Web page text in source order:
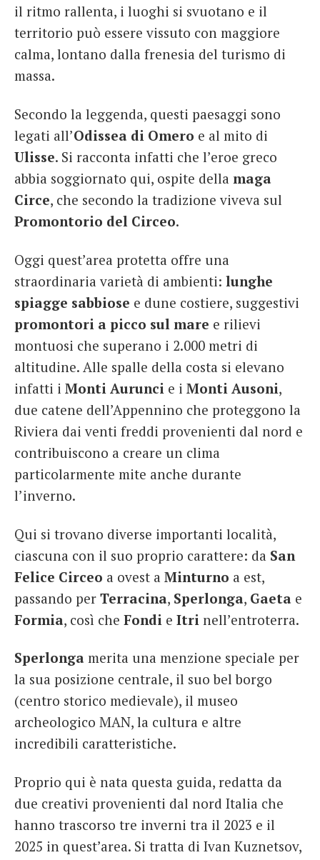
il ritmo rallenta, i luoghi si svuotano e il
territorio può essere vissuto con maggiore
calma, lontano dalla frenesia del turismo di
massa.
Secondo la leggenda, questi paesaggi sono
legati all’Odissea di Omero e al mito di
Ulisse. Si racconta infatti che l’eroe greco
abbia soggiornato qui, ospite della maga
Circe, che secondo la tradizione viveva sul
Promontorio del Circeo.
Oggi quest’area protetta offre una
straordinaria varietà di ambienti: lunghe
spiagge sabbiose e dune costiere, suggestivi
promontori a picco sul mare e rilievi
montuosi che superano i 2.000 metri di
altitudine. Alle spalle della costa si elevano
infatti i Monti Aurunci e i Monti Ausoni,
due catene dell’Appennino che proteggono la
Riviera dai venti freddi provenienti dal nord e
contribuiscono a creare un clima
particolarmente mite anche durante
l’inverno.
Qui si trovano diverse importanti località,
ciascuna con il suo proprio carattere: da San
Felice Circeo a ovest a Minturno a est,
passando per Terracina, Sperlonga, Gaeta e
Formia, così che Fondi e Itri nell’entroterra.
Sperlonga merita una menzione speciale per
la sua posizione centrale, il suo bel borgo
(centro storico medievale), il museo
archeologico MAN, la cultura e altre
incredibili caratteristiche.
Proprio qui è nata questa guida, redatta da
due creativi provenienti dal nord Italia che
hanno trascorso tre inverni tra il 2023 e il
2025 in quest’area. Si tratta di Ivan Kuznetsov,